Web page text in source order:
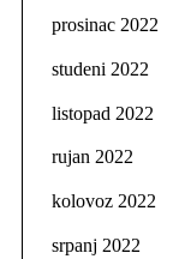
prosinac 2022
studeni 2022
listopad 2022
rujan 2022
kolovoz 2022
srpanj 2022